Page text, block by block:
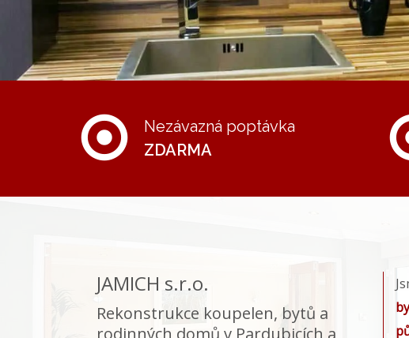
Nezávazná poptávka
ZDARMA
JAMICH s.r.o.
Rekonstrukce koupelen, bytů a